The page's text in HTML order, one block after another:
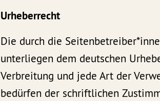
Urheberrecht
Die durch die
unterliegen dem deutschen
Verbreitung und jede Art der
bedürfen der schriftlichen